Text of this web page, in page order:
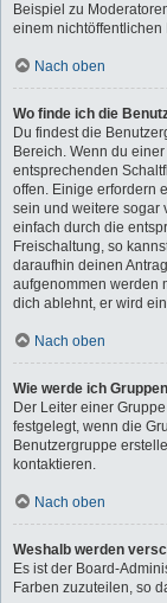
Beispiel zu
einem nichtöffentlichen
Nach oben
Wo finde ich die
Du findest die
Bereich. Wenn du
entsprechenden
offen. Einige erfordern
sein und weitere sogar
einfach durch die
Freischaltung, so
daraufhin deinen
aufgenommen werden
dich ablehnt, er wird
Nach oben
Wie werde ich
Der Leiter einer
festgelegt, wenn die
Benutzergruppe
kontaktieren.
Nach oben
Weshalb werden
Es ist der Board-
Farben zuzuteilen, so